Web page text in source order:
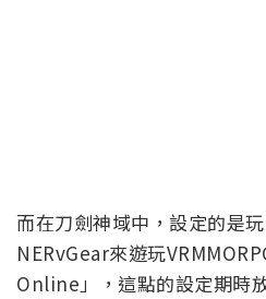
而在刀劍神域中，設定的是
NERvGear來遊玩
Online」，這點的設定期時